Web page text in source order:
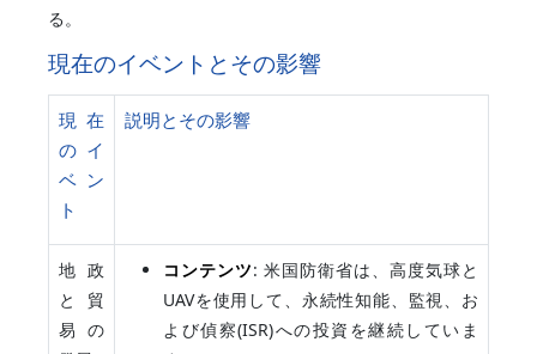
る。
現在のイベントとその影響
現在
のイ
ベン
ト
説明とその影響
地政
と貿
易の
コンテンツ: 米国防衛省は、高度気球と
UAVを使用して、永続性知能、監視、お
よび偵察(ISR)への投資を継続していま